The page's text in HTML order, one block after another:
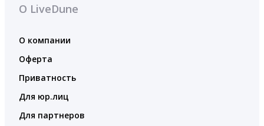
О LiveDune
О компании
Оферта
Приватность
Для юр.лиц
Для партнеров